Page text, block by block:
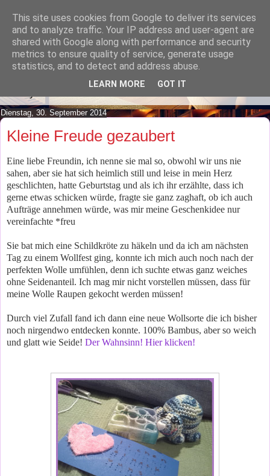
Lilafusselfee lädt Dich in ihr
Wohnzimmer ein.
Mach es Dir doch gemütlich und lies ein wenig über meine
Dienstag, 30. September 2014
Kleine Freude gezaubert
Eine liebe Freundin, ich nenne sie mal so, obwohl wir uns nie
sahen, aber sie hat sich heimlich still und leise in mein Herz
geschlichten, hatte Geburtstag und als ich ihr erzählte, dass ich
gerne etwas schicken würde, fragte sie ganz zaghaft, ob ich auch
Aufträge annehmen würde, was mir meine Geschenkidee nur
vereinfachte *freu
Sie bat mich eine Schildkröte zu häkeln und da ich am nächsten
Tag zu einem Wollfest ging, konnte ich mich auch noch nach der
perfekten Wolle umfühlen, denn ich suchte etwas ganz weiches
ohne Seidenanteil. Ich mag mir nicht vorstellen müssen, dass für
meine Wolle Raupen gekocht werden müssen!
Durch viel Zufall fand ich dann eine neue Wollsorte die ich bisher
noch nirgendwo entdecken konnte. 100% Bambus, aber so weich
und glatt wie Seide! Der Wahnsinn! Hier klicken!
This site uses cookies from Google to deliver its services
and to analyze traffic. Your IP address and user-agent are
shared with Google along with performance and security
metrics to ensure quality of service, generate usage
statistics, and to detect and address abuse.
LEARN MORE GOT IT